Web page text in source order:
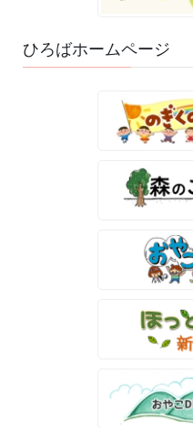
ひろばホームページ